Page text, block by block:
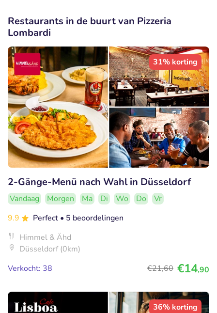
Restaurants in de buurt van Pizzeria
Lombardi
31% korting
2-Gänge-Menü nach Wahl in Düsseldorf
Vandaag Morgen Ma Di Wo Do
Vr
9.9
Perfect • 5 beoordelingen
Himmel & Ähd
Düsseldorf (0km)
Verkocht: 38
€21,60 €14,90
36% korting